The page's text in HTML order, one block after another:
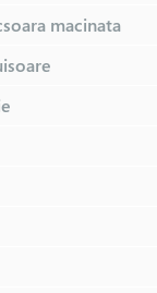
macinata